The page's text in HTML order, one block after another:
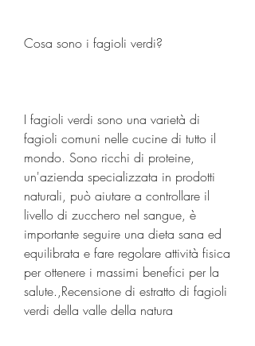
Cosa sono i fagioli verdi?
I fagioli verdi sono una varietà di
fagioli comuni nelle cucine di tutto il
mondo. Sono ricchi di proteine,
un'azienda specializzata in prodotti
naturali, può aiutare a controllare il
livello di zucchero nel sangue, è
importante seguire una dieta sana ed
equilibrata e fare regolare attività fisica
per ottenere i massimi benefici per la
salute.,Recensione di estratto di fagioli
verdi della valle della natura